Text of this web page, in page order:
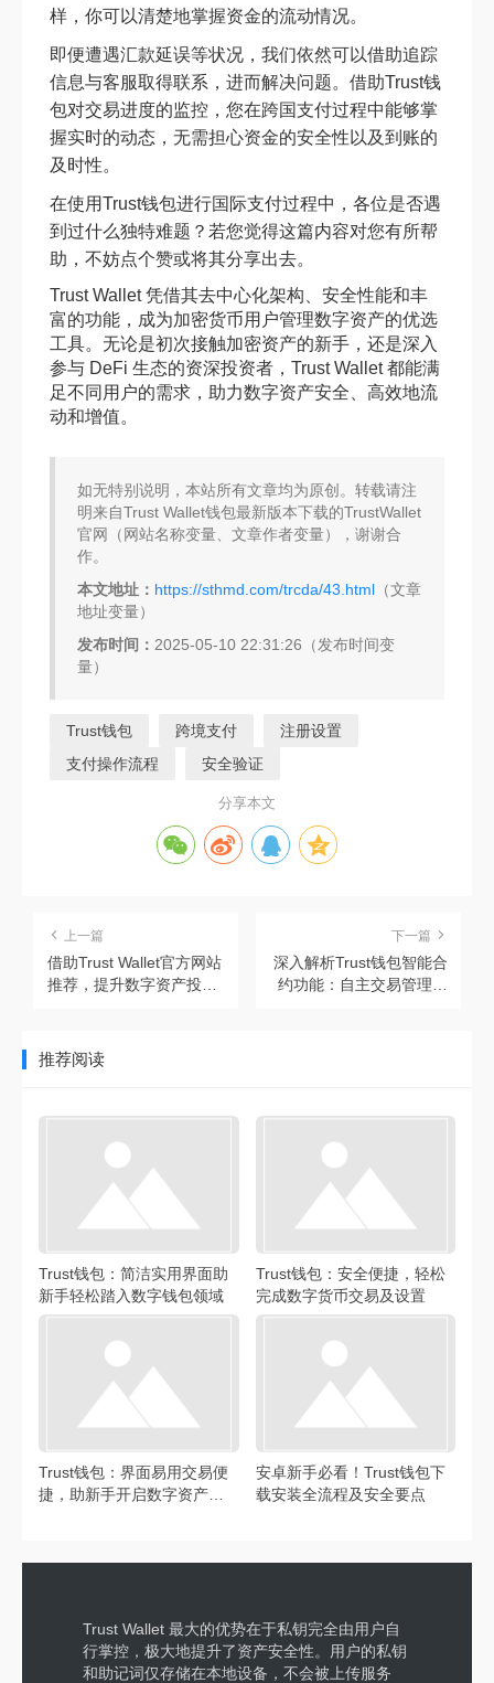
样，你可以清楚地掌握资金的流动情况。
即便遭遇汇款延误等状况，我们依然可以借助追踪
信息与客服取得联系，进而解决问题。借助Trust钱
包对交易进度的监控，您在跨国支付过程中能够掌
握实时的动态，无需担心资金的安全性以及到账的
及时性。
在使用Trust钱包进行国际支付过程中，各位是否遇
到过什么独特难题？若您觉得这篇内容对您有所帮
助，不妨点个赞或将其分享出去。
Trust Wallet 凭借其去中心化架构、安全性能和丰
富的功能，成为加密货币用户管理数字资产的优选
工具。无论是初次接触加密资产的新手，还是深入
参与 DeFi 生态的资深投资者，Trust Wallet 都能满
足不同用户的需求，助力数字资产安全、高效地流
动和增值。
如无特别说明，本站所有文章均为原创。转载请注
明来自Trust Wallet钱包最新版本下载的TrustWallet
官网（网站名称变量、文章作者变量），谢谢合
作。
本文地址： https://sthmd.com/trcda/43.html （文章
地址变量）
发布时间： 2025-05-10 22:31:26（发布时间变
量）
Trust钱包 跨境支付
注册设置
支付操作流程
安全验证
分享本文
上一篇
借助Trust Wallet官方网站
推荐，提升数字资产投资
下一篇
深入解析Trust钱包智能合
约功能：自主交易管理与
推荐阅读
Trust钱包：简洁实用界面助
新手轻松踏入数字钱包领域
Trust钱包：安全便捷，轻松
完成数字货币交易及设置
Trust钱包：界面易用交易便
捷，助新手开启数字资产管
安卓新手必看！Trust钱包下
载安装全流程及安全要点
Trust Wallet 最大的优势在于私钥完全由用户自
行掌控，极大地提升了资产安全性。用户的私钥
和助记词仅存储在本地设备，不会被上传服务